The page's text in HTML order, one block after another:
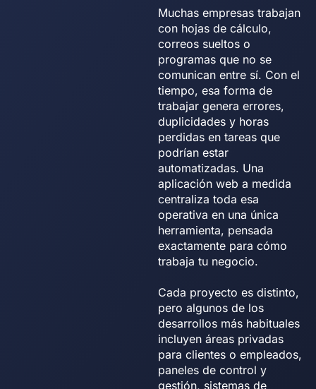
Muchas empresas trabajan
con hojas de cálculo,
correos sueltos o
programas que no se
comunican entre sí. Con el
tiempo, esa forma de
trabajar genera errores,
duplicidades y horas
perdidas en tareas que
podrían estar
automatizadas. Una
aplicación web a medida
centraliza toda esa
operativa en una única
herramienta, pensada
exactamente para cómo
trabaja tu negocio.
Cada proyecto es distinto,
pero algunos de los
desarrollos más habituales
incluyen áreas privadas
para clientes o empleados,
paneles de control y
gestión, sistemas de